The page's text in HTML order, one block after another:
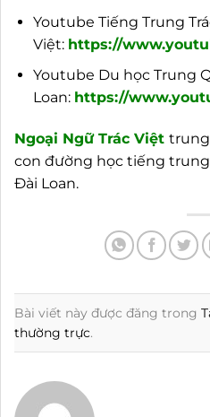
Youtube Tiếng Trung
Việt: https://
Youtube Du học Trung
Loan: https://
Ngoại Ngữ Trác Việt
con đường học tiếng
Đài Loan.
Bài viết này được đăng trong
thường trực.